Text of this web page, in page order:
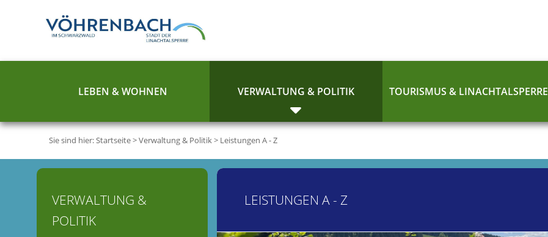
LEBEN & WOHNEN VERWALTUNG & POLITIK TOURISMUS & LINACHTALSPERRE
Sie sind hier:Startseite>Verwaltung & Politik> Leistungen A - Z
LEISTUNGEN A - Z
VERWALTUNG &
POLITIK